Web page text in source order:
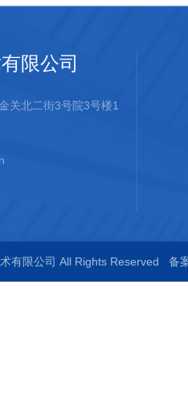
限公司
关北二街3号院3号楼1
有限公司 All Rights Reserved 备